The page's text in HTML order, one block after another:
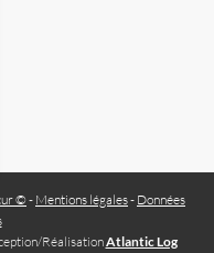
© - Mentions légales- Données
RéalisationAtlantic Log